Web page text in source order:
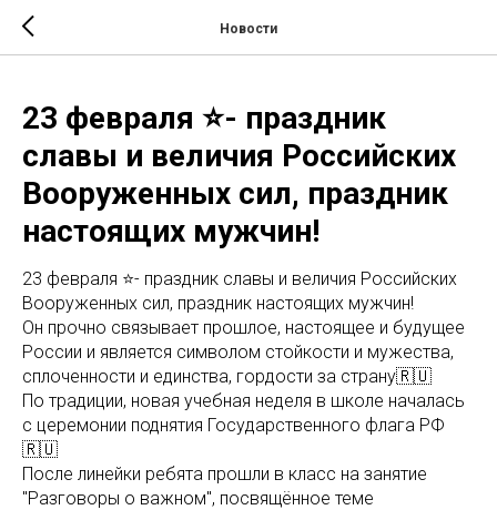
Новости
23 февраля ⭐- праздник
славы и величия Российских
Вооруженных сил, праздник
настоящих мужчин!
23 февраля ⭐️- праздник славы и величия Российских
Вооруженных сил, праздник настоящих мужчин!
Он прочно связывает прошлое, настоящее и будущее
России и является символом стойкости и мужества,
сплоченности и единства, гордости за страну🇷🇺
По традиции, новая учебная неделя в школе началась
с церемонии поднятия Государственного флага РФ
🇷🇺
После линейки ребята прошли в класс на занятие
"Разговоры о важном", посвящённое теме